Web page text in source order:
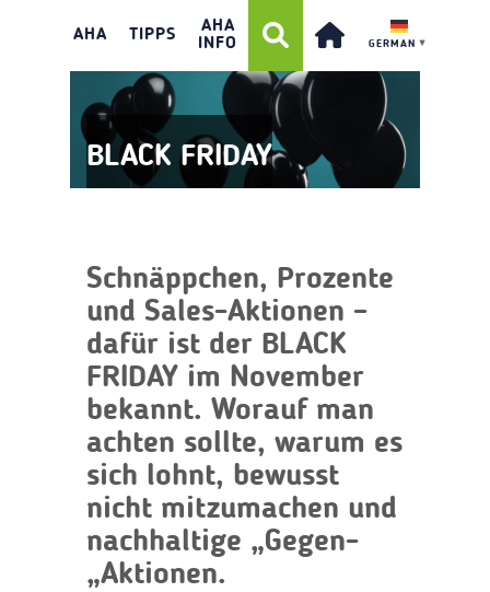
AHA TIPPS
AHA
INFO
GERMAN ▼
BLACK FRIDAY
Schnäppchen, Prozente
und Sales-Aktionen –
dafür ist der BLACK
FRIDAY im November
bekannt. Worauf man
achten sollte, warum es
sich lohnt, bewusst
nicht mitzumachen und
nachhaltige „Gegen-
„Aktionen.